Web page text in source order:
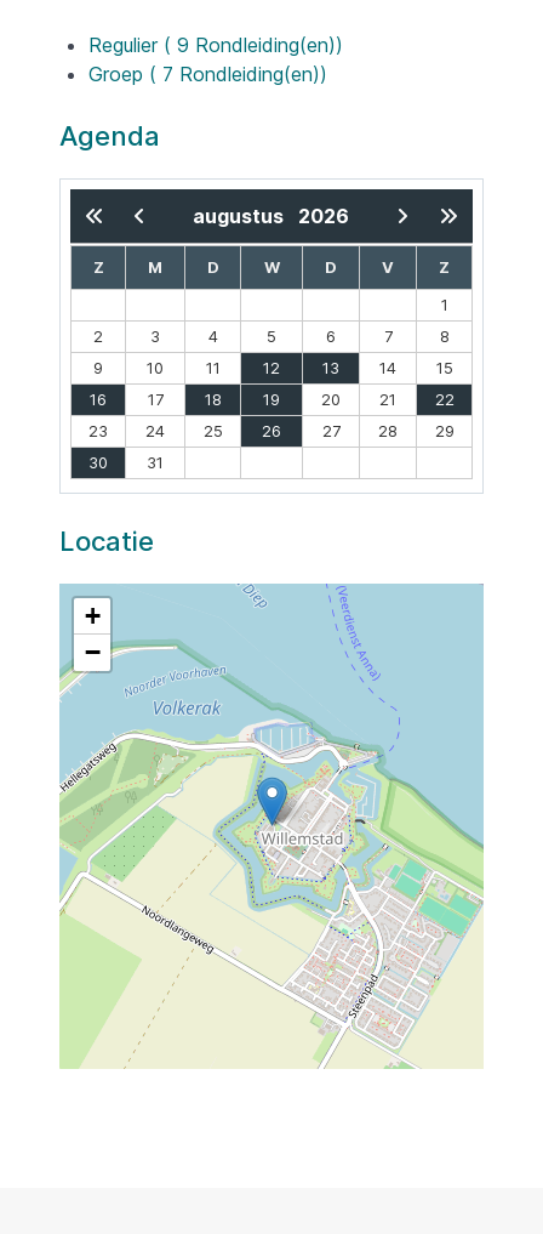
Regulier ( 9 Rondleiding(en))
Groep ( 7 Rondleiding(en))
Agenda
augustus 2026
Z M D W D V
Z
1
2
3 4 5 6 7
8
9
10 11 12 13 14
15
16
17 18 19 20 21
22
23
24 25 26 27 28
29
30
31
Locatie
+
−